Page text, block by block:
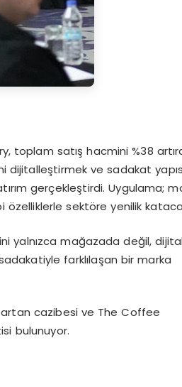
toplam satış hacmini %38
ve sadakat
gerçekleştirdi. Uygulama;
özelliklerle sektöre yenilik
yalnızca mağazada değil,
sadakatiyle farklılaşan bir marka
artan cazibesi ve The Coffee
bulunuyor.